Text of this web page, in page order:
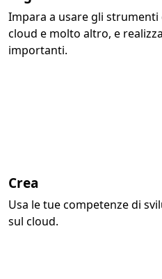
Impara a usare gli
cloud e molto altro, e
importanti.
Crea
Usa le tue competenze di
sul cloud.